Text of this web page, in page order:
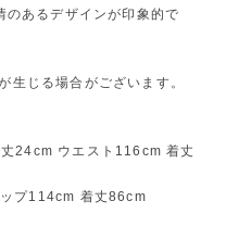
のあるデザインが印象的で
じる場合がございます。
24cm ウエスト116cm 着丈
プ114cm 着丈86cm